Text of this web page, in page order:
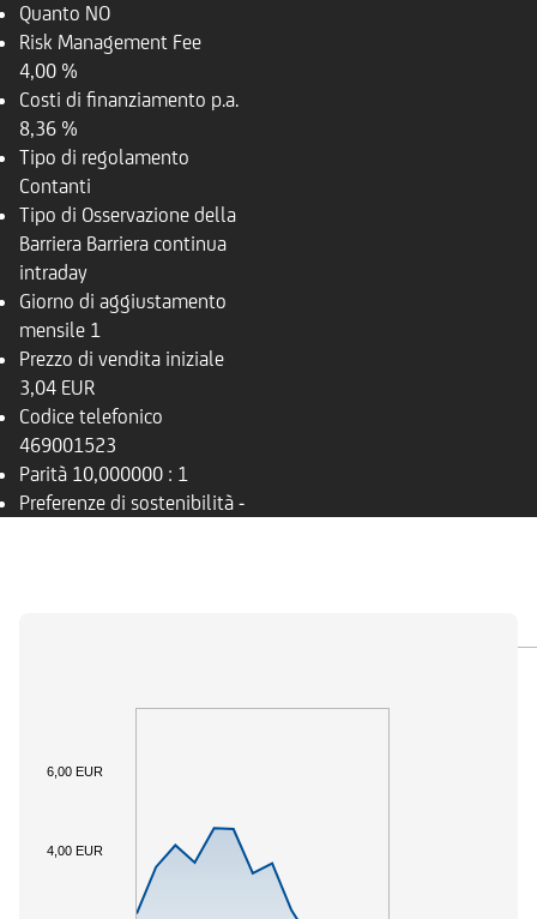
Quanto NO
Risk Management Fee
4,00 %
Costi di finanziamento p.a.
8,36 %
Tipo di regolamento
Contanti
Tipo di Osservazione della
Barriera Barriera continua
intraday
Giorno di aggiustamento
mensile 1
Prezzo di vendita iniziale
3,04 EUR
Codice telefonico
469001523
Parità 10,000000 : 1
Preferenze di sostenibilità -
4,00 EUR
6,00 EUR